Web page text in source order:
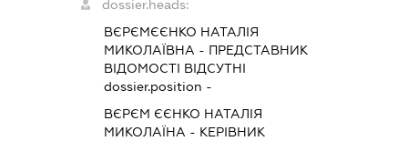
dossier.heads:
ВЄРЄМЄЄНКО НАТАЛІЯ
МИКОЛАЇВНА - ПРЕДСТАВНИК
ВІДОМОСТІ ВІДСУТНІ
dossier.position -
ВЄРЄМ ЄЄНКО НАТАЛІЯ
МИКОЛАЇНА - КЕРІВНИК